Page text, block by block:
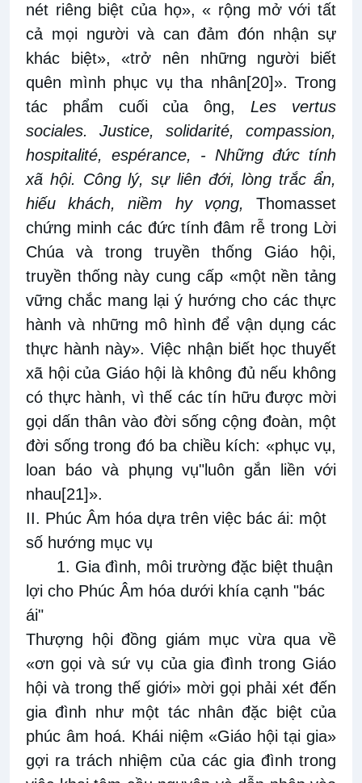
nét riêng biệt của họ», « rộng mở với tất
cả mọi người và can đảm đón nhận sự
khác biệt», «trở nên những người biết
quên mình phục vụ tha nhân[20]». Trong
tác phẩm cuối của ông,Les vertus
sociales. Justice, solidarité, compassion,
hospitalité, espérance, - Những đức tính
xã hội. Công lý, sự liên đới, lòng trắc ẩn,
hiếu khách, niềm hy vọng, Thomasset
chứng minh các đức tính đâm rễ trong Lời
Chúa và trong truyền thống Giáo hội,
truyền thống này cung cấp «một nền tảng
vững chắc mang lại ý hướng cho các thực
hành và những mô hình để vận dụng các
thực hành này». Việc nhận biết học thuyết
xã hội của Giáo hội là không đủ nếu không
có thực hành, vì thế các tín hữu được mời
gọi dấn thân vào đời sống cộng đoàn, một
đời sống trong đó ba chiều kích: «phục vụ,
loan báo và phụng vụ"luôn gắn liền với
nhau[21]».
II. Phúc Âm hóa dựa trên việc bác ái: một
số hướng mục vụ
1. Gia đình, môi trường đặc biệt thuận
lợi cho Phúc Âm hóa dưới khía cạnh "bác
ái"
Thượng hội đồng giám mục vừa qua về
«ơn gọi và sứ vụ của gia đình trong Giáo
hội và trong thế giới» mời gọi phải xét đến
gia đình như một tác nhân đặc biệt của
phúc âm hoá. Khái niệm «Giáo hội tại gia»
gợi ra trách nhiệm của các gia đình trong